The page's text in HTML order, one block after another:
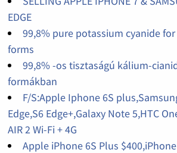
EDGE
99,8% pure potassium cyanide
forms
99,8% -os tisztaságú kálium-
formákban
F/S:Apple Iphone 6S
Edge,S6 Edge+,Galaxy Note 5,HTC
AIR 2 Wi-Fi + 4G
Apple iPhone 6S Plus